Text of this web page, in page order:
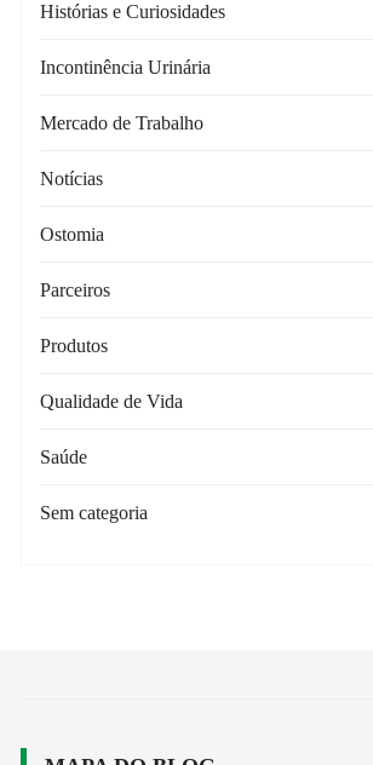
Histórias e Curiosidades
Incontinência Urinária
Mercado de Trabalho
Notícias
Ostomia
Parceiros
Produtos
Qualidade de Vida
Saúde
Sem categoria